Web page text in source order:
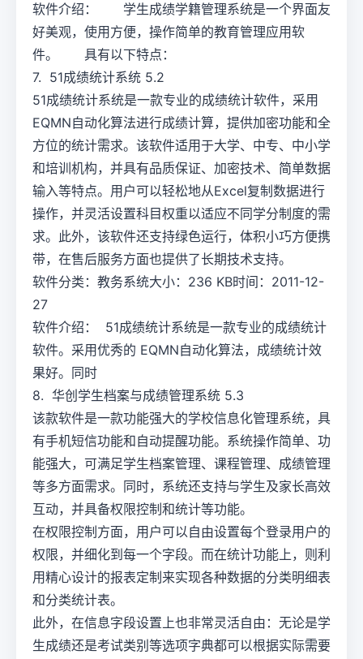
软件介绍： 学生成绩学籍管理系统是一个界面友
好美观，使用方便，操作简单的教育管理应用软
件。 具有以下特点：
7. 51成绩统计系统 5.2
51成绩统计系统是一款专业的成绩统计软件，采用
EQMN自动化算法进行成绩计算，提供加密功能和全
方位的统计需求。该软件适用于大学、中专、中小学
和培训机构，并具有品质保证、加密技术、简单数据
输入等特点。用户可以轻松地从Excel复制数据进行
操作，并灵活设置科目权重以适应不同学分制度的需
求。此外，该软件还支持绿色运行，体积小巧方便携
带，在售后服务方面也提供了长期技术支持。
软件分类：教务系统大小：236 KB时间：2011-12-
27
软件介绍： 51成绩统计系统是一款专业的成绩统计
软件。采用优秀的 EQMN自动化算法，成绩统计效
果好。同时
8. 华创学生档案与成绩管理系统 5.3
该款软件是一款功能强大的学校信息化管理系统，具
有手机短信功能和自动提醒功能。系统操作简单、功
能强大，可满足学生档案管理、课程管理、成绩管理
等多方面需求。同时，系统还支持与学生及家长高效
互动，并具备权限控制和统计等功能。
在权限控制方面，用户可以自由设置每个登录用户的
权限，并细化到每一个字段。而在统计功能上，则利
用精心设计的报表定制来实现各种数据的分类明细表
和分类统计表。
此外，在信息字段设置上也非常灵活自由：无论是学
生成绩还是考试类别等选项字典都可以根据实际需要